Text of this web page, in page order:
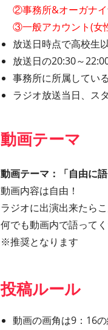
②事務所&オーガナイ
③一般アカウント(女
放送日時点で高校生
放送日の20:30～
事務所に所属してい
ラジオ放送当日、ス
動画テーマ
動画テーマ：「自由に
動画内容は自由！
ラジオに出演出来たら
何でも動画内で語って
※推奨となります
投稿ルール
動画の画角は9：16